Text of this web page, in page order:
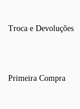
Troca e Devoluções
Primeira Compra